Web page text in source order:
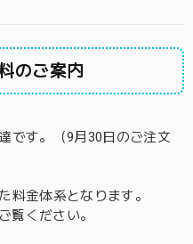
のご案内
です。（9月30日のご注文
料金体系となります。
覧ください。